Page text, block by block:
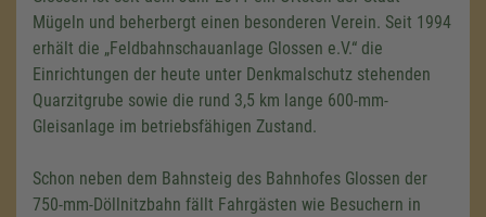
Mügeln und beherbergt einen besonderen Verein. Seit 1994
erhält die „Feldbahnschauanlage Glossen e.V.“ die
Einrichtungen der heute unter Denkmalschutz stehenden
Quarzitgrube sowie die rund 3,5 km lange 600-mm-
Gleisanlage im betriebsfähigen Zustand.
Schon neben dem Bahnsteig des Bahnhofes Glossen der
750-mm-Döllnitzbahn fällt Fahrgästen wie Besuchern in